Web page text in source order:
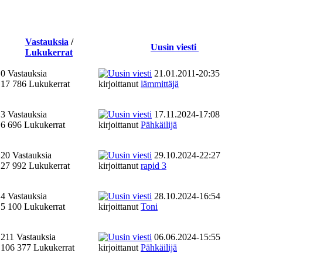
Vastauksia /
Lukukerrat
Uusin viesti
0 Vastauksia
17 786 Lukukerrat
21.01.2011-20:35
kirjoittanut lämmittäjä
3 Vastauksia
6 696 Lukukerrat
17.11.2024-17:08
kirjoittanut Pähkäilijä
20 Vastauksia
27 992 Lukukerrat
29.10.2024-22:27
kirjoittanut rapid 3
4 Vastauksia
5 100 Lukukerrat
28.10.2024-16:54
kirjoittanut Toni
211 Vastauksia
106 377 Lukukerrat
06.06.2024-15:55
kirjoittanut Pähkäilijä